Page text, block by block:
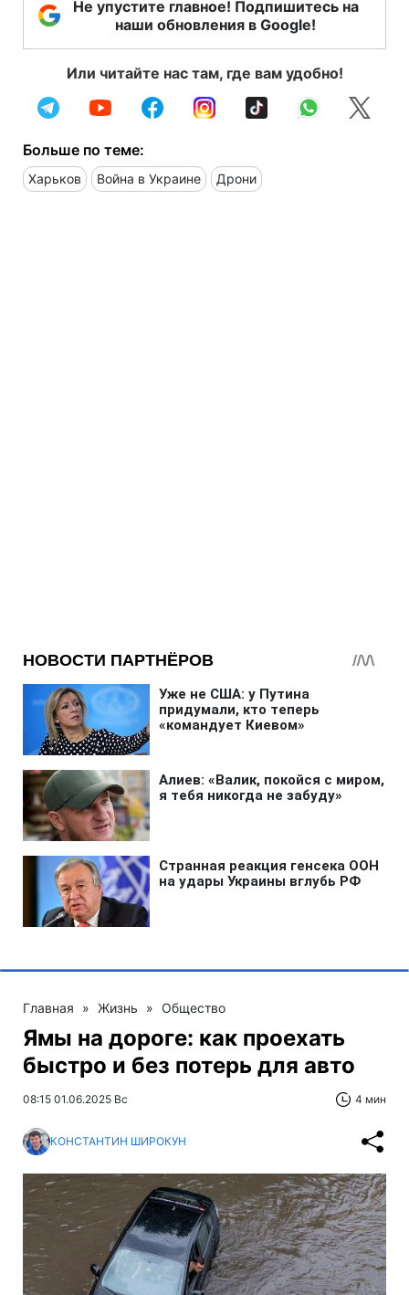
Не упустите главное! Подпишитесь на
наши обновления в Google!
Или читайте нас там, где вам удобно!
Больше по теме:
Харьков Война в Украине Дрони
Главная » Жизнь » Общество
Ямы на дороге: как проехать
быстро и без потерь для авто
08:15 01.06.2025 Вс 4 мин
КОНСТАНТИН ШИРОКУН